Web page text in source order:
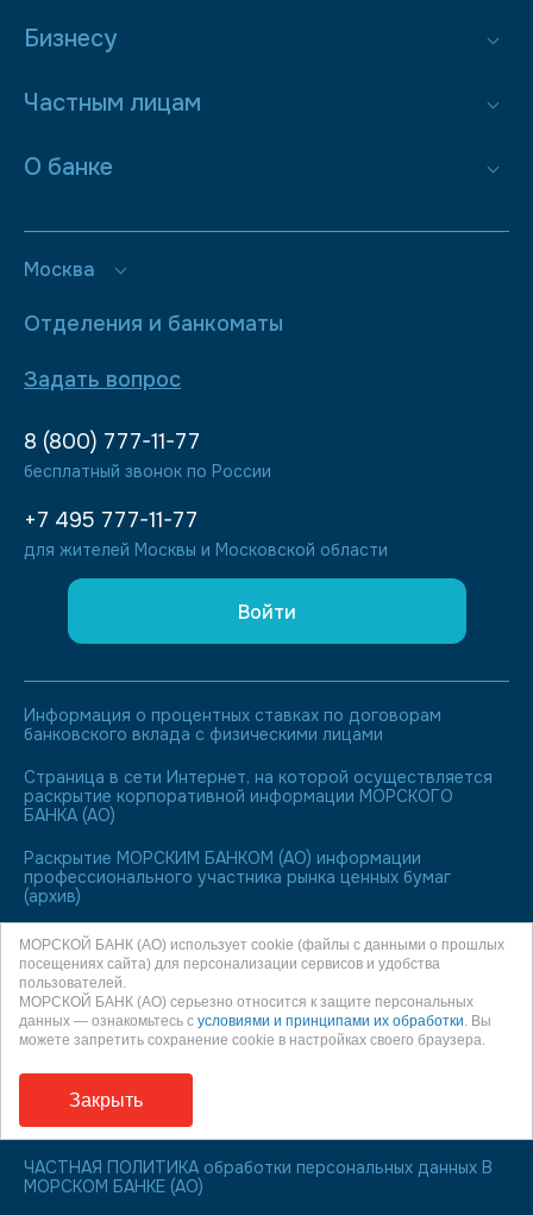
Бизнесу
Частным лицам
О банке
Москва
Отделения и банкоматы
Задать вопрос
8 (800) 777-11-77
бесплатный звонок по России
+7 495 777-11-77
для жителей Москвы и Московской области
Войти
Информация о процентных ставках по договорам
банковского вклада с физическими лицами
Страница в сети Интернет, на которой осуществляется
раскрытие корпоративной информации МОРСКОГО
БАНКА (АО)
Раскрытие МОРСКИМ БАНКОМ (АО) информации
профессионального участника рынка ценных бумаг
(архив)
Лицо, ответственное за полноту, достоверность и
актуальность публикуемых на Web-сайте сведений
МОРСКОЙ БАНК является участником системы
обязательного страхования вкладов
Информация для заемщиков
ЧАСТНАЯ ПОЛИТИКА обработки персональных данных В
МОРСКОМ БАНКЕ (АО)
МОРСКОЙ БАНК (АО) использует cookie (файлы с данными о прошлых
посещениях сайта) для персонализации сервисов и удобства
пользователей.
МОРСКОЙ БАНК (АО) серьезно относится к защите персональных
данных — ознакомьтесь с условиями и принципами их обработки. Вы
можете запретить сохранение cookie в настройках своего браузера.
Закрыть